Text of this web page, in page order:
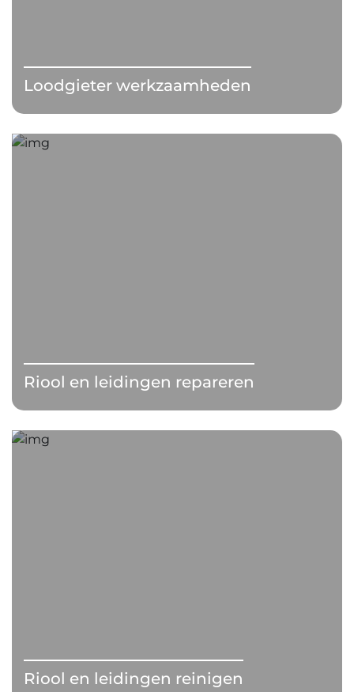
Loodgieter werkzaamheden
Riool en leidingen repareren
Riool en leidingen reinigen